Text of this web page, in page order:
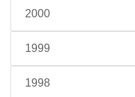
2000
1999
1998